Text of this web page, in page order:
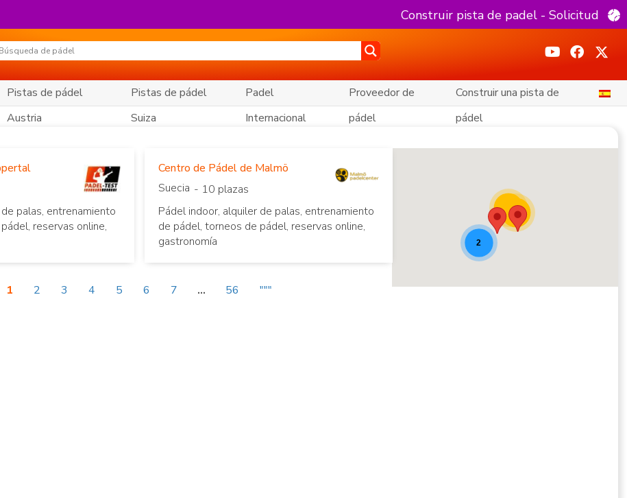
Construir pista de padel - Solicitud
Pistas de pádel
Austria
Pistas de pádel
Suiza
Padel
Internacional
Proveedor de
pádel
Construir una pista de
pádel
palas, entrenamiento
reservas online,
Centro de Pádel de Malmö
Suecia - 10 plazas
Pádel indoor, alquiler de palas, entrenamiento
de pádel, torneos de pádel, reservas online,
gastronomía
1 2 3 4 5 6 7 ... 56 """
62
42
2